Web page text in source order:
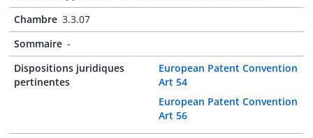
Chambre 3.3.07
Sommaire -
Dispositions juridiques
pertinentes
European Patent Convention
Art 54
European Patent Convention
Art 56